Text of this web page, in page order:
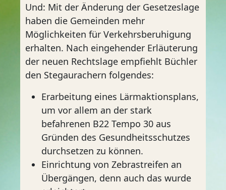
Und: Mit der Änderung der Gesetzeslage
haben die Gemeinden mehr
Möglichkeiten für Verkehrsberuhigung
erhalten. Nach eingehender Erläuterung
der neuen Rechtslage empfiehlt Büchler
den Stegaurachern folgendes:
Erarbeitung eines Lärmaktionsplans,
um vor allem an der stark
befahrenen B22 Tempo 30 aus
Gründen des Gesundheitsschutzes
durchsetzen zu können.
Einrichtung von Zebrastreifen an
Übergängen, denn auch das wurde